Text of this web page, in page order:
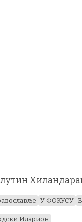
У ФОКУСУ
Иларион